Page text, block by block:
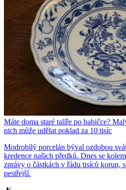
Máte doma staré talíře po babičce?
nich může udělat poklad za 10 tisíc
Modrobílý porcelán býval ozdobou
kredence našich předků. Dnes se
zprávy o částkách v řádu tisíců korun,
pestřejší.